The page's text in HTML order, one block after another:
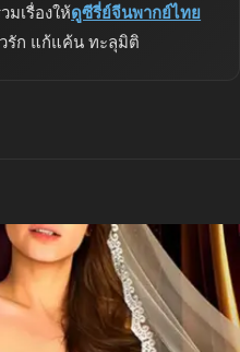
เรื่องให้ดูซีรี่ย์จีนพากย์ไทย
รัก แก้แค้น ทะลุมิติ